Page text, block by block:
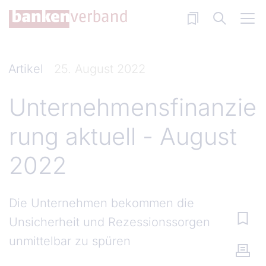
Direkt zum Inhalt
Artikel 25. August 2022
Unternehmensfinanzie
rung aktuell - August
2022
Die Unternehmen bekommen die
Unsicherheit und Rezessionssorgen
unmittelbar zu spüren